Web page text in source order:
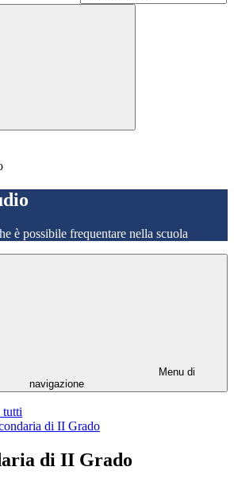
è possibile frequentare nella scuola
Menu di
navigazione
tutti
di II Grado
di II Grado